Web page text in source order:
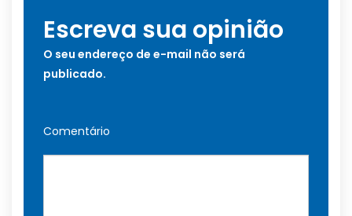
Escreva sua opinião
O seu endereço de e-mail não será
publicado.
Comentário